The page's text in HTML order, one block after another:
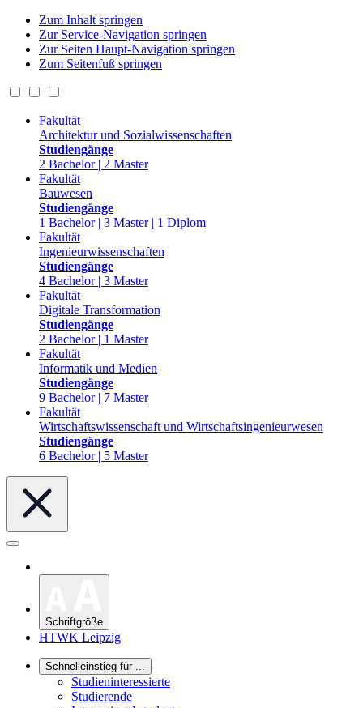
Zum Inhalt springen
Zur Service-Navigation springen
Zur Seiten Haupt-Navigation springen
Zum Seitenfuß springen
Fakultät
Architektur und Sozialwissenschaften
Studiengänge
2 Bachelor | 2 Master
Fakultät
Bauwesen
Studiengänge
1 Bachelor | 3 Master | 1 Diplom
Fakultät
Ingenieurwissenschaften
Studiengänge
4 Bachelor | 3 Master
Fakultät
Digitale Transformation
Studiengänge
2 Bachelor | 1 Master
Fakultät
Informatik und Medien
Studiengänge
9 Bachelor | 7 Master
Fakultät
Wirtschaftswissenschaft und Wirtschaftsingenieurwesen
Studiengänge
6 Bachelor | 5 Master
Schriftgröße
HTWK Leipzig
Schnelleinstieg für ...
Studieninteressierte
Studierende